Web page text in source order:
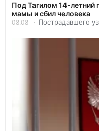
Под Тагилом 14-летний
мамы и сбил человека
08.08 Пострадавшего